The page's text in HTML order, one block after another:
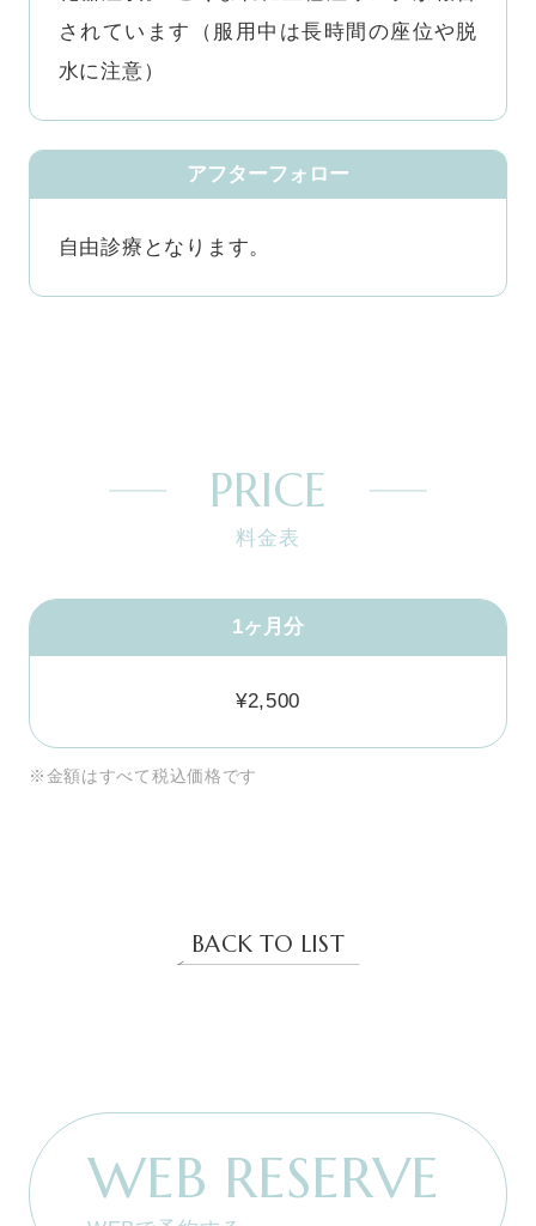
されています（服用中は長時間の座位や脱
水に注意）
アフターフォロー
自由診療となります。
PRICE
料金表
1ヶ月分
¥2,500
※金額はすべて税込価格です
BACK TO LIST
WEB RESERVE